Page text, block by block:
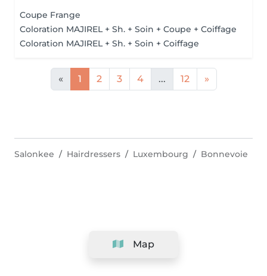
Coupe Frange
Coloration MAJIREL + Sh. + Soin + Coupe + Coiffage
Coloration MAJIREL + Sh. + Soin + Coiffage
« 1 2 3 4 ... 12 »
Map
Salonkee Hairdressers Luxembourg Bonnevoie